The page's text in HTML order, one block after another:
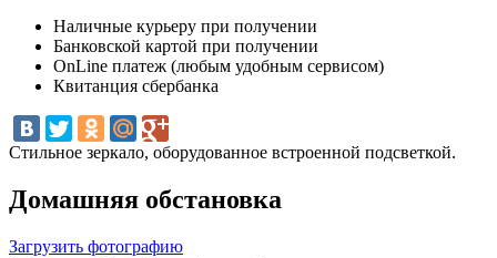
Наличные курьеру при получении
Банковской картой при получении
OnLine платеж (любым удобным сервисом)
Квитанция сбербанка
Стильное зеркало, оборудованное встроенной подсветкой.
Домашняя обстановка
Загрузить фотографию